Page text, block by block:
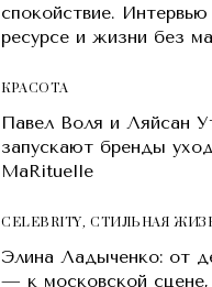
спокойствие.
ресурсе и жизни без
КРАСОТA
Павел Воля и Ляйсан
запускают бренды
MaRituelle
CELEBRITY,СТИЛЬНАЯ
Элина Ладыченко: от
— к московской